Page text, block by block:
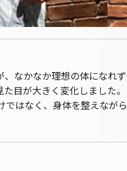
なかなか理想の体になれ
目が大きく変化しました
はなく、身体を整えなが